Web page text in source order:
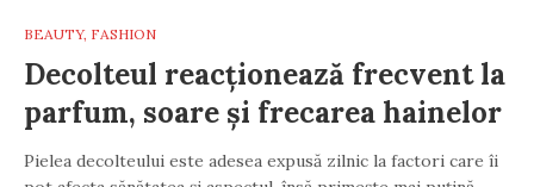
BEAUTY, FASHION
Decolteul reacționează frecvent la
parfum, soare și frecarea hainelor
Pielea decolteului este adesea expusă zilnic la factori care îi